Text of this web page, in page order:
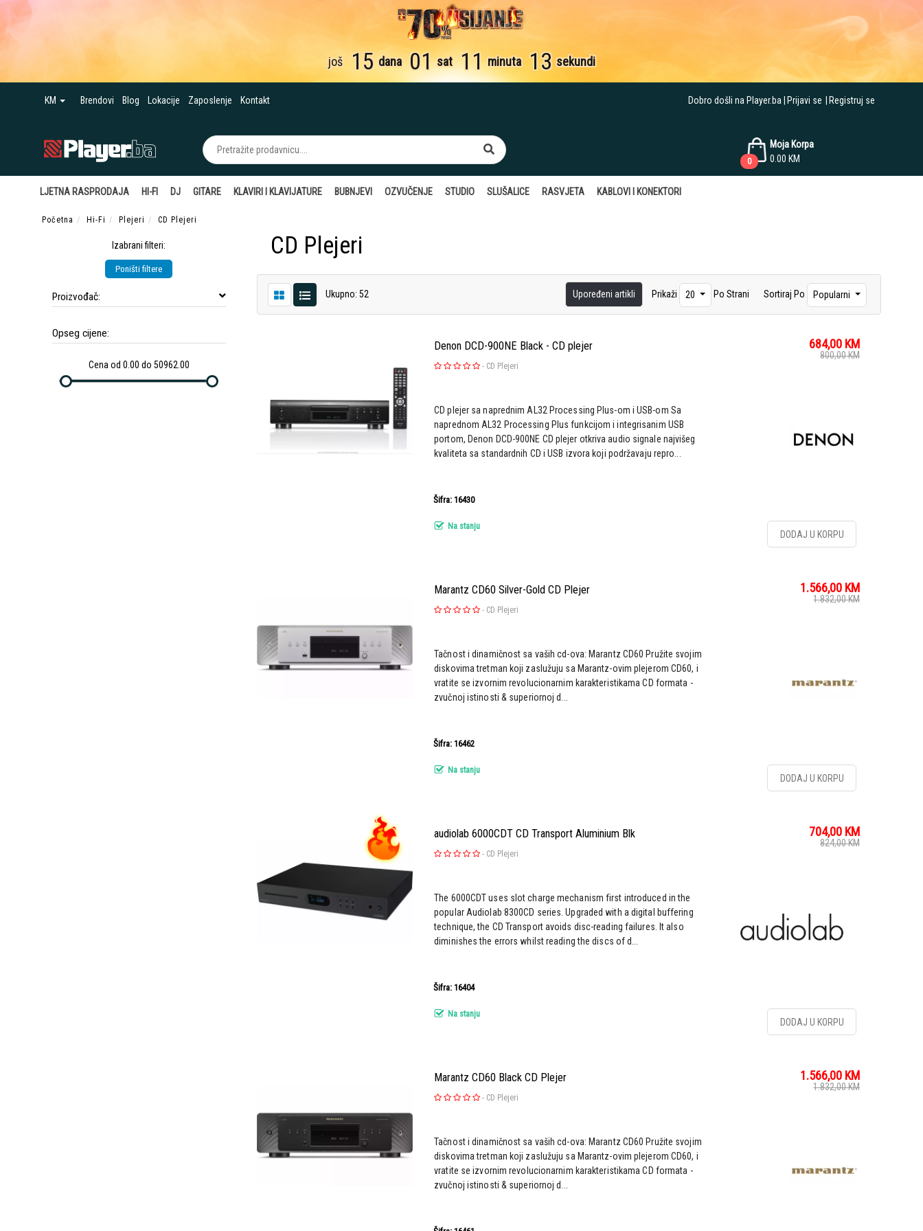
još 15 dana 01 sat 11 minuta 12 sekundi
KM Brendovi Blog Lokacije Zaposlenje Kontakt Dobro došli na Player.ba Prijavi se Registruj se
Moja Korpa
0.00 KM
0
LJETNA RASPRODAJA HI-FI DJ GITARE KLAVIRI I KLAVIJATURE BUBNJEVI OZVUČENJE STUDIO SLUŠALICE RASVJETA KABLOVI I KONEKTORI
Početna Hi-Fi Plejeri CD Plejeri
Izabrani filteri:
Poništi filtere
Proizvođač:
Opseg cijene:
Cena od 0.00 do 50962.00
CD Plejeri
Ukupno: 52 Upoređeni artikli Prikaži 20 Po Strani Sortiraj Po Popularni
Denon DCD-900NE Black - CD plejer
- CD Plejeri
684,00 KM
800,00KM
CD plejer sa naprednim AL32 Processing Plus-om i USB-om Sa
naprednom AL32 Processing Plus funkcijom i integrisanim USB
portom, Denon DCD-900NE CD plejer otkriva audio signale najvišeg
kvaliteta sa standardnih CD i USB izvora koji podržavaju repro...
Šifra: 16430
Na stanju
DODAJ U KORPU
Marantz CD60 Silver-Gold CD Plejer
- CD Plejeri
1.566,00 KM
1.832,00KM
Tačnost i dinamičnost sa vaših cd-ova: Marantz CD60 Pružite svojim
diskovima tretman koji zaslužuju sa Marantz-ovim plejerom CD60, i
vratite se izvornim revolucionarnim karakteristikama CD formata -
zvučnoj istinosti & superiornoj d...
Šifra: 16462
Na stanju
DODAJ U KORPU
audiolab 6000CDT CD Transport Aluminium Blk
- CD Plejeri
704,00 KM
824,00KM
The 6000CDT uses slot charge mechanism first introduced in the
popular Audiolab 8300CD series. Upgraded with a digital buffering
technique, the CD Transport avoids disc-reading failures. It also
diminishes the errors whilst reading the discs of d...
Šifra: 16404
Na stanju
DODAJ U KORPU
Marantz CD60 Black CD Plejer
- CD Plejeri
1.566,00 KM
1.832,00KM
Tačnost i dinamičnost sa vaših cd-ova: Marantz CD60 Pružite svojim
diskovima tretman koji zaslužuju sa Marantz-ovim plejerom CD60, i
vratite se izvornim revolucionarnim karakteristikama CD formata -
zvučnoj istinosti & superiornoj d...